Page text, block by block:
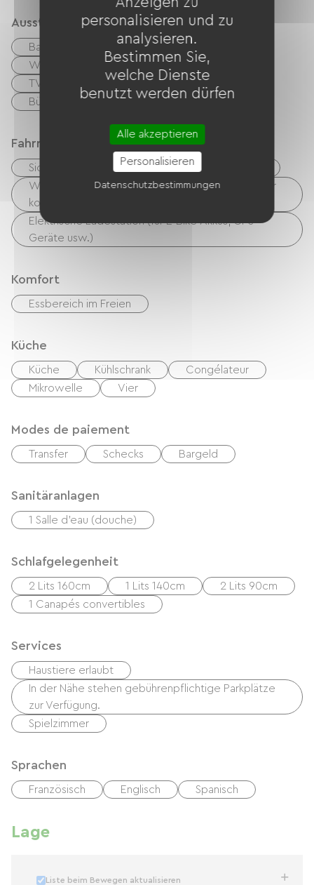
Ausstattung
Balkon / Terrasse
Kaffeemaschine
Waschmaschine
Kostenloses WLAN
TV
Plancha
Büro-/Remote-Arbeitsplatz
Fahrradannahme
Sicherer Fahrradunterstand
Wäschemöglichkeiten vorhanden (kostenlos oder
kostenpflichtig)
Elektrische Ladestation (für E-Bike-Akkus, GPS-
Geräte usw.)
Komfort
Essbereich im Freien
Küche
Küche Kühlschrank
Congélateur
Mikrowelle
Vier
Modes de paiement
Transfer Schecks Bargeld
Sanitäranlagen
1 Salle d'eau (douche)
Schlafgelegenheit
2 Lits 160cm 1 Lits 140cm
2 Lits 90cm
1 Canapés convertibles
Services
Haustiere erlaubt
In der Nähe stehen gebührenpflichtige Parkplätze
zur Verfügung.
Spielzimmer
Sprachen
Französisch Englisch Spanisch
Lage
Liste beim Bewegen aktualisieren
personalisieren und zu
analysieren.
Bestimmen Sie,
welche Dienste
benutzt werden dürfen
Alle akzeptieren
Personalisieren
Datenschutzbestimmungen